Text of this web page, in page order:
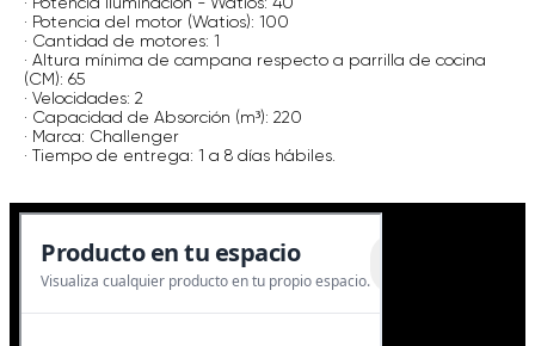
· Potencia del motor (Watios): 100
· Cantidad de motores: 1
· Altura mínima de campana respecto a parrilla de cocina
(CM): 65
· Velocidades: 2
· Capacidad de Absorción (m³): 220
· Marca: Challenger
· Tiempo de entrega: 1 a 8 días hábiles.